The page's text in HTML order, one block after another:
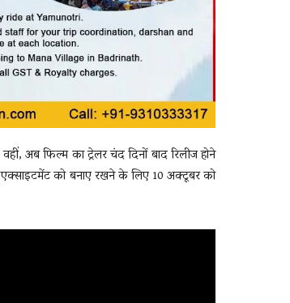
अब फिल्म का ट्रेलर चंद दिनों बाद रिलीज होने
को बनाए रखने के लिए 10 अक्टूबर को